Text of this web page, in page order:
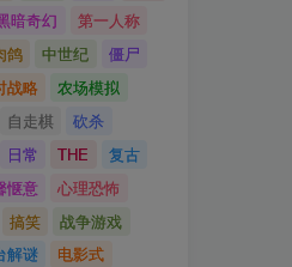
暗奇幻
第一人称
鸽 中世纪
僵尸
战略
农场模拟
自走棋
砍杀
日常 THE
复古
惬意
心理恐怖
搞笑
战争游戏
解谜
电影式